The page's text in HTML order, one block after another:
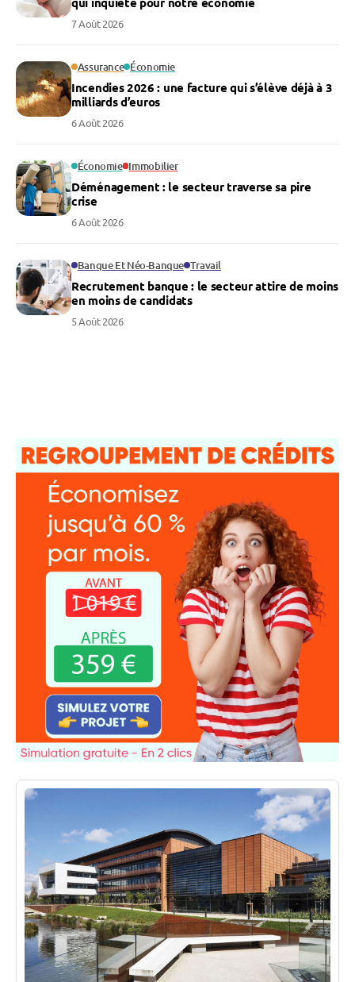
7 Août 2026
Assurance Économie
Incendies 2026 : une facture qui s’élève déjà à 3
milliards d’euros
6 Août 2026
Économie Immobilier
Déménagement : le secteur traverse sa pire
crise
6 Août 2026
Banque Et Néo-Banque Travail
Recrutement banque : le secteur attire de moins
en moins de candidats
5 Août 2026